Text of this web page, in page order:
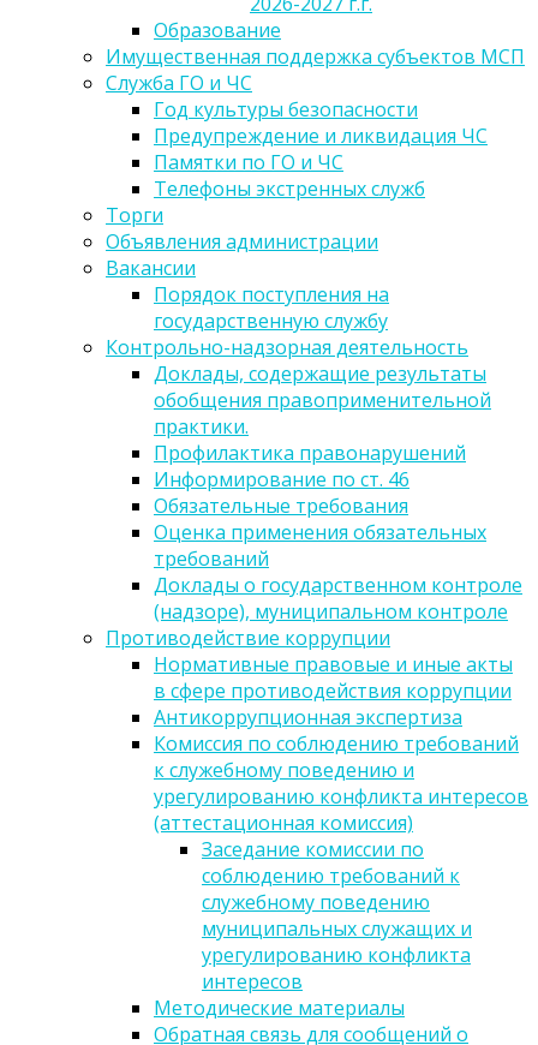
Образование
Имущественная поддержка субъектов МСП
Служба ГО и ЧС
Год культуры безопасности
Предупреждение и ликвидация ЧС
Памятки по ГО и ЧС
Телефоны экстренных служб
Торги
Объявления администрации
Вакансии
Порядок поступления на
государственную службу
Контрольно-надзорная деятельность
Доклады, содержащие результаты
обобщения правоприменительной
практики.
Профилактика правонарушений
Информирование по ст. 46
Обязательные требования
Оценка применения обязательных
требований
Доклады о государственном контроле
(надзоре), муниципальном контроле
Противодействие коррупции
Нормативные правовые и иные акты
в сфере противодействия коррупции
Антикоррупционная экспертиза
Комиссия по соблюдению требований
к служебному поведению и
урегулированию конфликта интересов
(аттестационная комиссия)
Заседание комиссии по
соблюдению требований к
служебному поведению
муниципальных служащих и
урегулированию конфликта
интересов
Методические материалы
Обратная связь для сообщений о